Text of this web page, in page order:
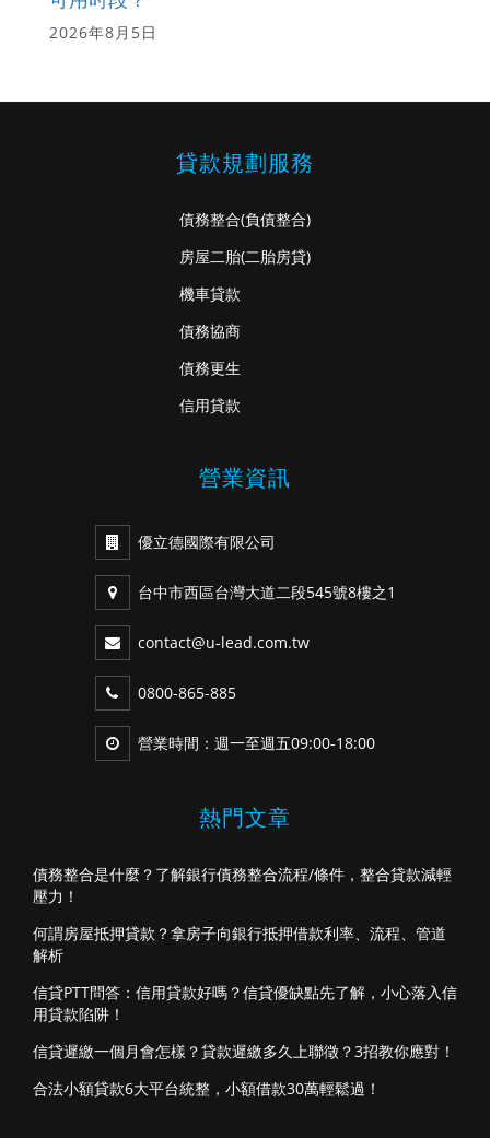
2026年8月5日
貸款規劃服務
債務整合(負債整合)
房屋二胎(二胎房貸)
機車貸款
債務協商
債務更生
信用貸款
營業資訊
優立德國際有限公司
台中市西區台灣大道二段545號8樓之1
contact@u-lead.com.tw
0800-865-885
營業時間：週一至週五09:00-18:00
熱門文章
債務整合是什麼？了解銀行債務整合流程/條件，整合貸款減輕
壓力！
何謂房屋抵押貸款？拿房子向銀行抵押借款利率、流程、管道
解析
信貸PTT問答：信用貸款好嗎？信貸優缺點先了解，小心落入信
用貸款陷阱！
信貸遲繳一個月會怎樣？貸款遲繳多久上聯徵？3招教你應對！
合法小額貸款6大平台統整，小額借款30萬輕鬆過！